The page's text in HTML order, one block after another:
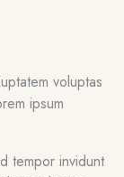
voluptas
ipsum
tempor invidunt